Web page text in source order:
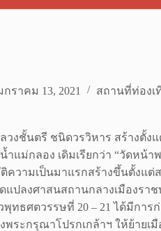
กราคม 13, 2021 สถานที่ท่องเ
งชั้นตรี ชนิดวรวิหาร สร้างตั้ง
แม่กลอง เดิมเรียกว่า “วัดหน้
ความเป็นมาแรกสร้างขึ้นตั้งแ
ปลงศาสนสถานกลางเมืองรา
ทธศตวรรษที่ 20 – 21 ได้มีกา
ระกรุณาโปรกเกล้าฯ ให้ย้าย